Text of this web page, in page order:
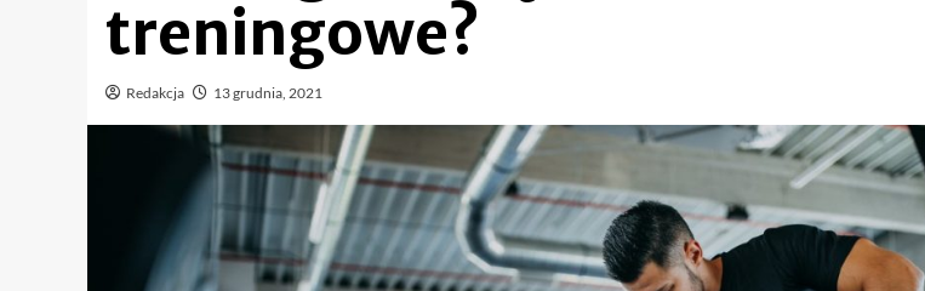
treningowe?
Redakcja 13 grudnia, 2021